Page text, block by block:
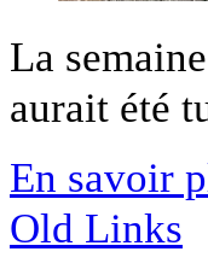
La
aurait été
En savoir
Old Links